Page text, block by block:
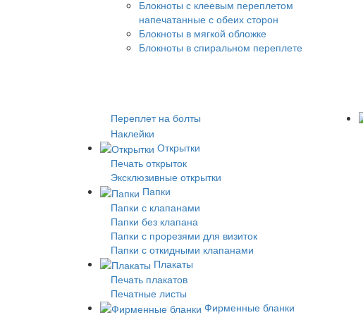
Блокноты с клеевым переплетом
напечатанные с обеих сторон
Блокноты в мягкой обложке
Блокноты в спиральном переплете
Переплет на болты
Наклейки
Открытки
Печать открыток
Эксклюзивные открытки
Папки
Папки с клапанами
Папки без клапана
Папки с прорезями для визиток
Папки с откидными клапанами
Плакаты
Печать плакатов
Печатные листы
Фирменные бланки